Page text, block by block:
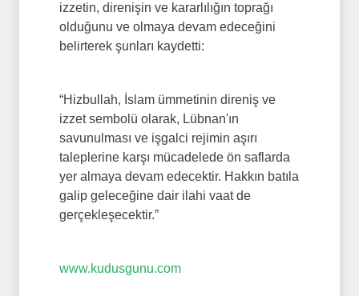
izzetin, direnişin ve kararlılığın toprağı
olduğunu ve olmaya devam edeceğini
belirterek şunları kaydetti:
“Hizbullah, İslam ümmetinin direniş ve
izzet sembolü olarak, Lübnan'ın
savunulması ve işgalci rejimin aşırı
taleplerine karşı mücadelede ön saflarda
yer almaya devam edecektir. Hakkın batıla
galip geleceğine dair ilahi vaat de
gerçekleşecektir.”
www.kudusgunu.com